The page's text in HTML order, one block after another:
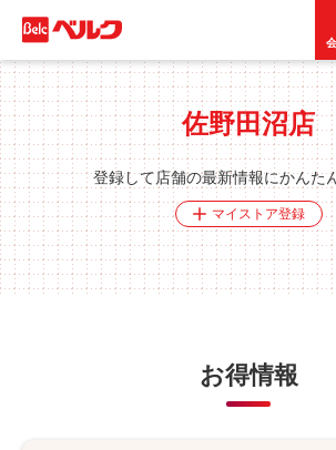
ン
コ
ン
テ
ン
ツ
に
移
動
佐野田沼店
登録して店舗の最新情報にかんた
マイストア登録
お得情報